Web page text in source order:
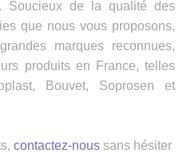
Soucieux de la qualité des
que nous vous proposons,
marques reconnues,
produits en France, telles
Bouvet, Soprosen et
contactez-nous sans hésiter